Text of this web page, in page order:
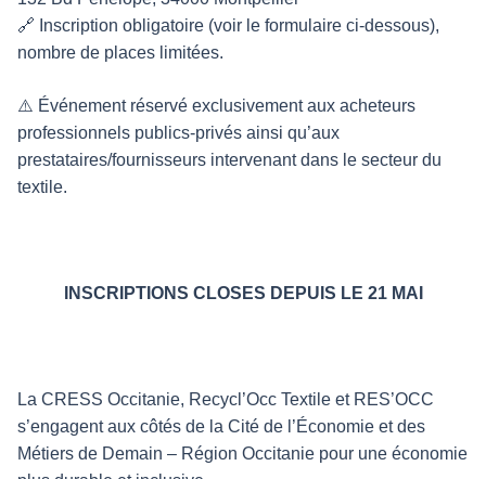
🔗 Inscription obligatoire (voir le formulaire ci-dessous),
nombre de places limitées.
⚠️ Événement réservé exclusivement aux acheteurs
professionnels publics-privés ainsi qu’aux
prestataires/fournisseurs intervenant dans le secteur du
textile.
INSCRIPTIONS CLOSES DEPUIS LE 21 MAI
La CRESS Occitanie, Recycl’Occ Textile et RES’OCC
s’engagent aux côtés de la Cité de l’Économie et des
Métiers de Demain – Région Occitanie pour une économie